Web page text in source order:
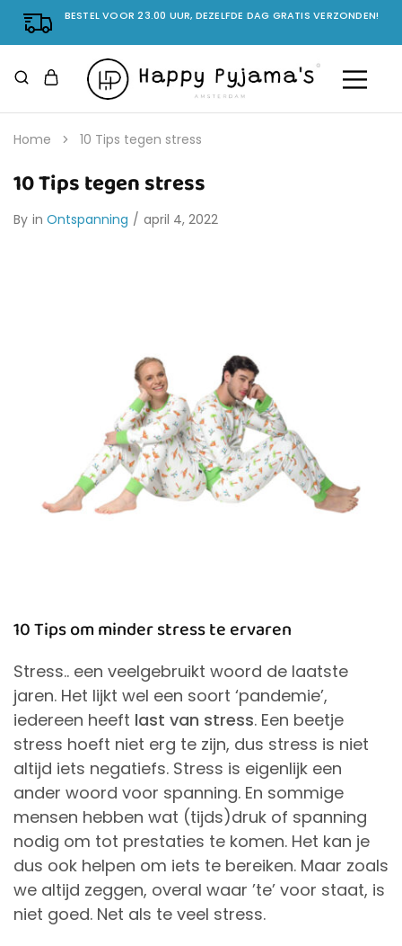
BESTEL VOOR 23.00 UUR, DEZELFDE DAG GRATIS VERZONDEN!
Home 10 Tips tegen stress
10 Tips tegen stress
By in Ontspanning april 4, 2022
10 Tips om minder stress te ervaren
Stress.. een veelgebruikt woord de laatste
jaren. Het lijkt wel een soort ‘pandemie’,
iedereen heeft last van stress. Een beetje
stress hoeft niet erg te zijn, dus stress is niet
altijd iets negatiefs. Stress is eigenlijk een
ander woord voor spanning. En sommige
mensen hebben wat (tijds)druk of spanning
nodig om tot prestaties te komen. Het kan je
dus ook helpen om iets te bereiken. Maar zoals
we altijd zeggen, overal waar ’te’ voor staat, is
niet goed. Net als te veel stress.